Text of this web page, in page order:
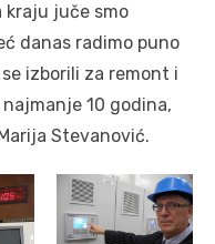
kraju juče smo
danas radimo puno
izborili za remont i
10 godina,
Stevanović.